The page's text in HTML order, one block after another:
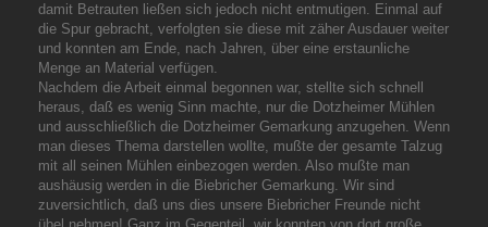
damit Betrauten ließen sich jedoch nicht entmutigen. Einmal auf
die Spur gebracht, verfolgten sie diese mit zäher Ausdauer weiter
und konnten am Ende, nach Jahren, über eine erstaunliche
Menge an Material verfügen.
Nachdem die Arbeit einmal begonnen war, stellte sich schnell
heraus, daß es wenig Sinn machte, nur die Dotzheimer Mühlen
und ausschließlich die Dotzheimer Gemarkung anzugehen. Wenn
man dieses Thema darstellen wollte, mußte der gesamte Talzug
mit all seinen Mühlen einbezogen werden. Also mußte man
aushäusig werden in die Biebricher Gemarkung. Wir sind
zuversichtlich, daß uns dies unsere Biebricher Freunde nicht